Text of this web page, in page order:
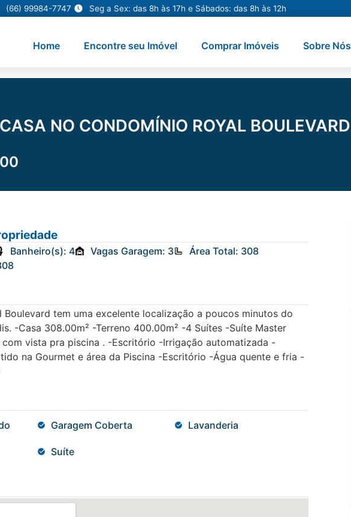
(66) 99984-7747 Seg a Sex: das 8h às 17h e Sábados: das 8h às 12h
Home Encontre seu Imóvel Comprar Imóveis Sobre Nós
NO CONDOMÍNIO ROYAL BOULEVARD
Banheiro(s): 4 Vagas Garagem: 3
Área Total: 308
Boulevard tem uma excelente localização a poucos minutos do
-Casa 308.00m² -Terreno 400.00m² -4 Suítes -Suíte Master
com vista pra piscina . -Escritório -Irrigação automatizada -
na Gourmet e área da Piscina -Escritório -Água quente e fria -
Garagem Coberta Lavanderia
Suíte